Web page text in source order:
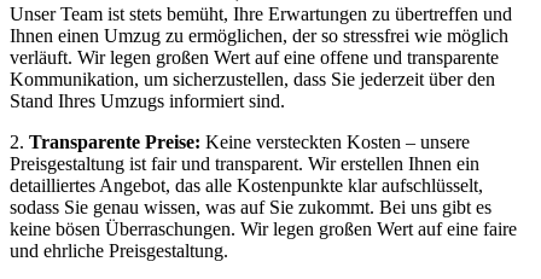
Unser Team ist stets bemüht, Ihre Erwartungen zu übertreffen und
Ihnen einen Umzug zu ermöglichen, der so stressfrei wie möglich
verläuft. Wir legen großen Wert auf eine offene und transparente
Kommunikation, um sicherzustellen, dass Sie jederzeit über den
Stand Ihres Umzugs informiert sind.
2. Transparente Preise: Keine versteckten Kosten – unsere
Preisgestaltung ist fair und transparent. Wir erstellen Ihnen ein
detailliertes Angebot, das alle Kostenpunkte klar aufschlüsselt,
sodass Sie genau wissen, was auf Sie zukommt. Bei uns gibt es
keine bösen Überraschungen. Wir legen großen Wert auf eine faire
und ehrliche Preisgestaltung.